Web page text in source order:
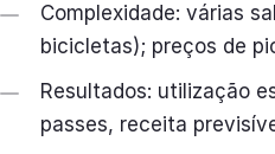
Complexidade: várias
bicicletas); preços de
Resultados: utilização
passes, receita